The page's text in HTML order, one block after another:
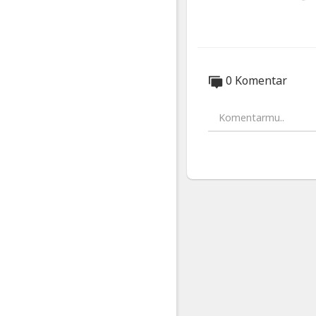
#senja
0 Komentar